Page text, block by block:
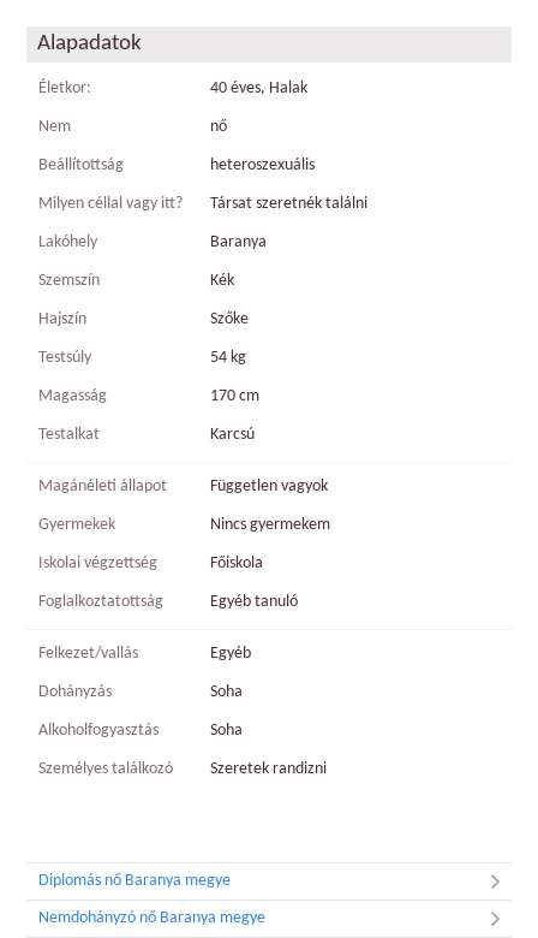
Alapadatok
Életkor: 40 éves, Halak
Nem nő
Beállítottság heteroszexuális
Milyen céllal vagy itt? Társat szeretnék találni
Lakóhely Baranya
Szemszín Kék
Hajszín Szőke
Testsúly 54 kg
Magasság 170 cm
Testalkat Karcsú
Magánéleti állapot Független vagyok
Gyermekek Nincs gyermekem
Iskolai végzettség Főiskola
Foglalkoztatottság Egyéb tanuló
Felkezet/vallás Egyéb
Dohányzás Soha
Alkoholfogyasztás Soha
Személyes találkozó Szeretek randizni
Diplomás nő Baranya megye
Nemdohányzó nő Baranya megye